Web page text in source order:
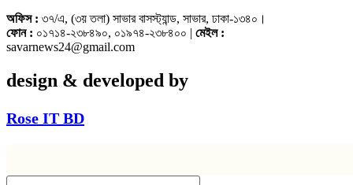
অফিস : ৩৭/এ, (৩য় তলা) সাভার বাসস্ট্যান্ড, সাভার, ঢাকা-১৩৪০।
ফোন : ০১৭১৪-২৩৮৪৯০, ০১৯৭৪-২৩৮৪০০ | মেইল :
savarnews24@gmail.com
design & developed by
Rose IT BD